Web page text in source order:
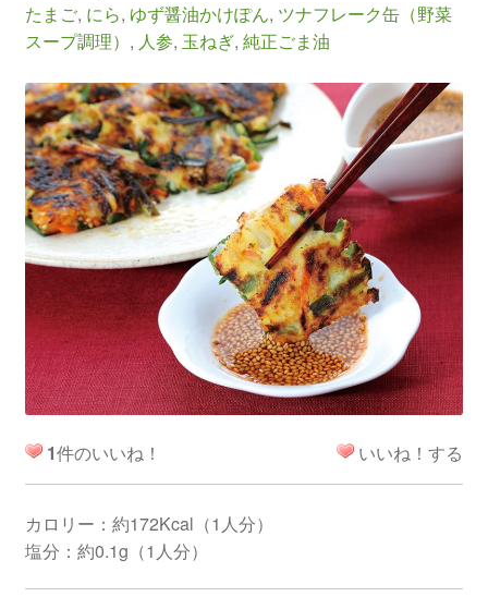
たまご, にら, ゆず醤油かけぽん, ツナフレーク缶（野菜
スープ調理） , 人参, 玉ねぎ, 純正ごま油
1件のいいね！ いいね！する
カロリー：約172Kcal（1人分）
塩分：約0.1g（1人分）